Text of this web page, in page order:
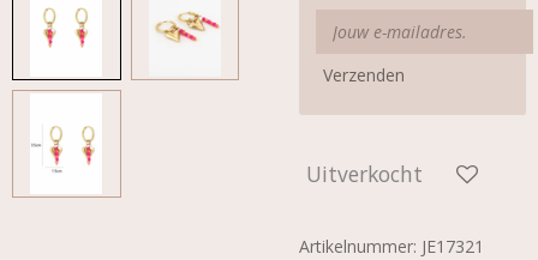
Verzenden
Uitverkocht
Artikelnummer: JE17321